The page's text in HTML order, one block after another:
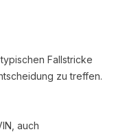
Fallstricke
zu treffen.
auch